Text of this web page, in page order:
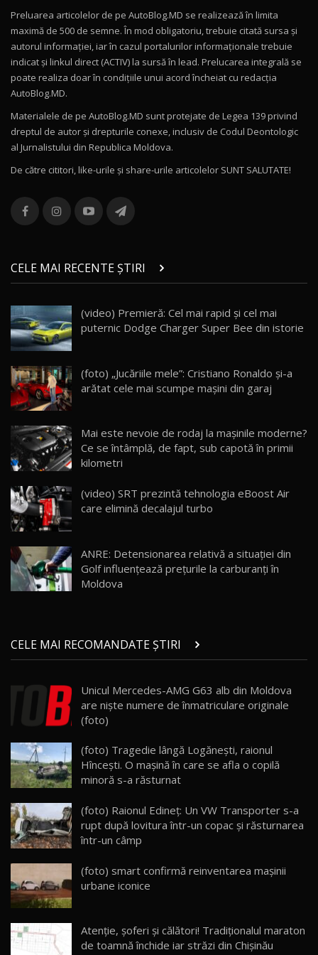
Mercedes-AMG E 53 HYBRID 4MATIC+ / Test
Drive AutoBlog.MD
16:27
11
Noul Volvo ES90 / Test Drive AutoBlog.MD
12
Noul MG HS / Test Drive AutoBlog.MD
16:48
13
combină aventura cu luxul / AutoBlog.MD
36:08
chinez care face lumea să se întoarcă după el
/ AutoBlog.MD
17:27
15 14:37
16
AutoBlogMD
13:10
17 20:06
30:08
AutoBlog.MD
23:36
20
Noul ZEEKR 7X / Test Drive AutoBlog.MD
21
Micul BYD Dolphin Surf / Test Drive
AutoBlog.MD
16:59
Noua Mazda 6e / Test Drive AutoBlog.MD
26:59
23
Lynk & Co 01 / Test Drive AutoBlog.MD
25:19
24
ZEEKR 009: Cel mai Performant și Confortabil
Van Electric Testat în Moldova / AutoBlog.MD
26:38
mai Exclusiv și Puternic Defender Testat în
Moldova
32:21
26
AutoBlog.MD
10:57
Preluarea articolelor de pe AutoBlog.MD se realizează în limita
maximă de 500 de semne. În mod obligatoriu, trebuie citată sursa și
autorul informației, iar în cazul portalurilor informaționale trebuie
indicat și linkul direct (ACTIV) la sursă în lead. Prelucarea integrală se
poate realiza doar în condițiile unui acord încheiat cu redacţia
AutoBlog.MD.
Materialele de pe AutoBlog.MD sunt protejate de Legea 139 privind
dreptul de autor și drepturile conexe, inclusiv de Codul Deontologic
al Jurnalistului din Republica Moldova.
De către cititori, like-urile şi share-urile articolelor SUNT SALUTATE!
CELE MAI RECENTE ȘTIRI
(video) Premieră: Cel mai rapid și cel mai
puternic Dodge Charger Super Bee din istorie
(foto) „Jucăriile mele”: Cristiano Ronaldo și-a
arătat cele mai scumpe mașini din garaj
Mai este nevoie de rodaj la mașinile moderne?
Ce se întâmplă, de fapt, sub capotă în primii
kilometri
(video) SRT prezintă tehnologia eBoost Air
care elimină decalajul turbo
ANRE: Detensionarea relativă a situației din
Golf influențează prețurile la carburanți în
Moldova
CELE MAI RECOMANDATE ȘTIRI
Unicul Mercedes-AMG G63 alb din Moldova
are nişte numere de înmatriculare originale
(foto)
(foto) Tragedie lângă Logănești, raionul
Hînceşti. O maşină în care se afla o copilă
minoră s-a răsturnat
(foto) Raionul Edineț: Un VW Transporter s-a
rupt după lovitura într-un copac și răsturnarea
într-un câmp
(foto) smart confirmă reinventarea mașinii
urbane iconice
Atenție, şoferi şi călători! Tradiționalul maraton
de toamnă închide iar străzi din Chişinău